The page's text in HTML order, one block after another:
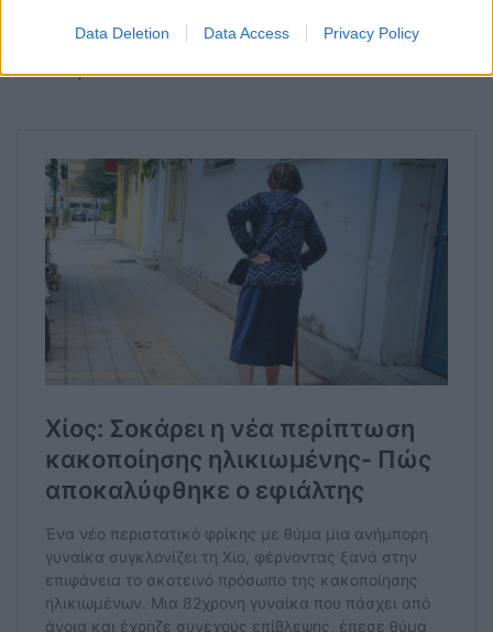
Data Deletion Data Access Privacy Policy
αγάπη της Πολιτείας», σημείωσε η κυρία
Ανάσογλου.